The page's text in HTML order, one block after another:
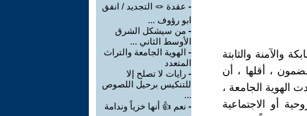
والآمنة والثابتة
، أقلها ، أن
الهوية الجامعة ،
أو الاجتماعية
-
عقدة 🪢 التجديد / انفق
ابو رؤوف ...
- من سيشكل الشرق
الأوسط الثاني ...
- الهوية الجامعة والتراث
المتعدد
- رايات لا تصلح إلا
للتنكيس برحيل اللصوص
...
- نعم 👍 أنها خزياً وندامة